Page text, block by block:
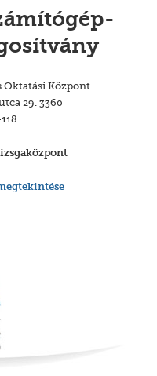
Oktatási Központ
29. 3360